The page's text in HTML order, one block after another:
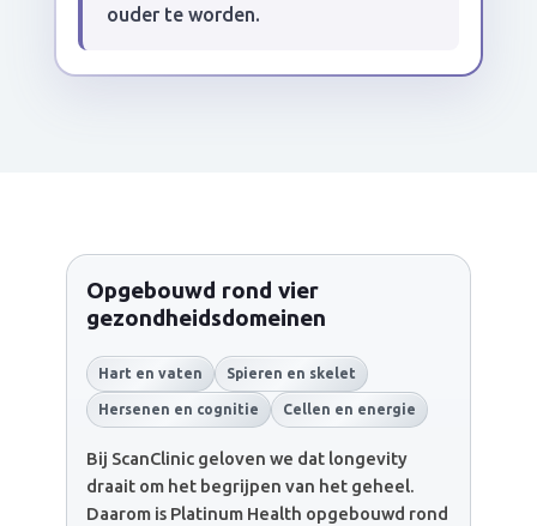
ouder te worden.
Opgebouwd rond vier
gezondheidsdomeinen
Hart en vaten Spieren en skelet
Hersenen en cognitie Cellen en energie
Bij ScanClinic geloven we dat longevity
draait om het begrijpen van het geheel.
Daarom is Platinum Health opgebouwd rond